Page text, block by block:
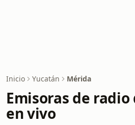
Inicio Yucatán Mérida
Emisoras de
en vivo